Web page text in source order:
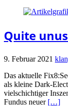
Quite
9. Februar 2021
Das aktuelle
als kleine Dark-
vielschichtiger
Fundus neuer […]